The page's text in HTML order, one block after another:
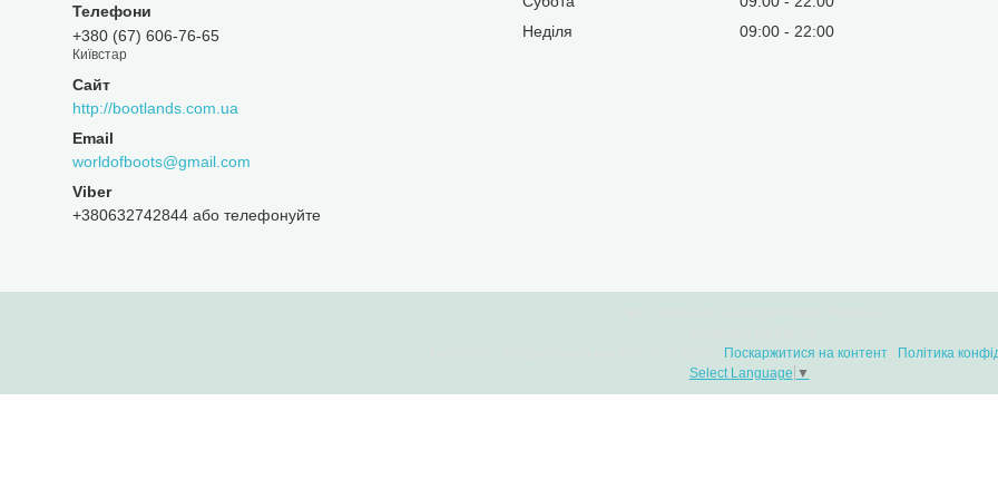
+380 (67) 606-76-65
Київстар
http://bootlands.com.ua
worldofboots@gmail.com
+380632742844 або телефонуйте
Неділя
09:00 22:00
Поскаржитися на контент
Політика
Select Language ▼